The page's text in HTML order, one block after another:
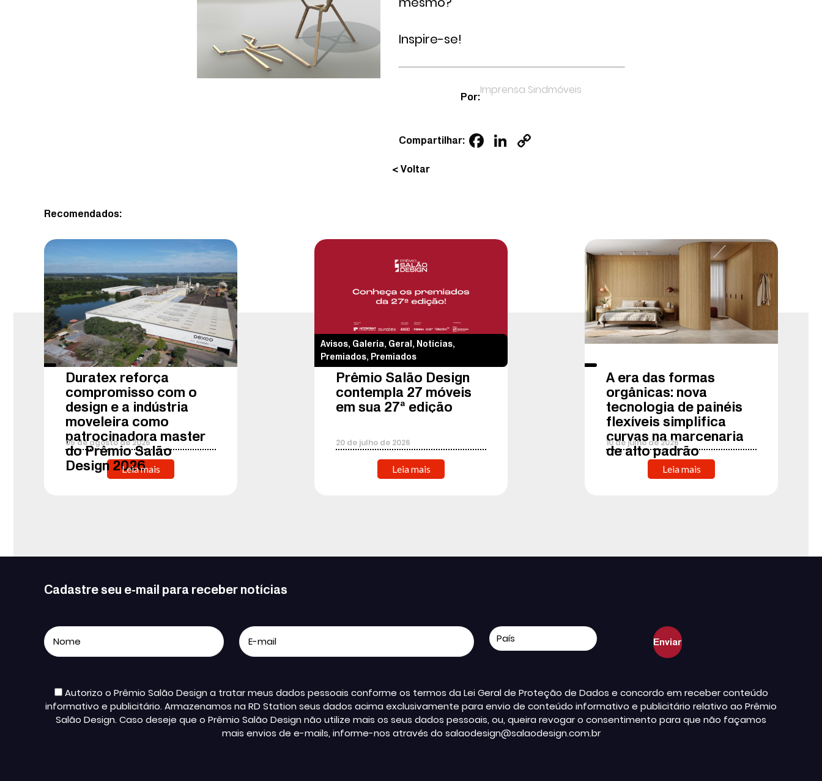
Inspire-se!
Por:
Imprensa Sindmóveis
Compartilhar: Facebook
LinkedIn
< Voltar
Recomendados:
Duratex reforça
compromisso com o
design e a indústria
moveleira como
patrocinadora master
do Prêmio Salão
Design 2026
05deagostode2026
Leia mais
Avisos, Galeria, Geral , Notícias,
Premiados, Premiados
Prêmio Salão Design
contempla 27 móveis
em sua 27ª edição
20 de julho de 2026
Leia mais
A era das formas
orgânicas: nova
tecnologia de painéis
flexíveis simplifica
curvas na marcenaria
de alto padrão
10de julho de2026
Leia mais
Cadastre seu e-mail para receber notícias
Autorizo o Prêmio Salão Design a tratar meus dados pessoais conforme os termos da Lei Geral de Proteção de Dados e concordo em receber conteúdo
informativo e publicitário. Armazenamos na RD Station seus dados acima exclusivamente para envio de conteúdo informativo e publicitário relativo ao Prêmio
Salão Design. Caso deseje que o Prêmio Salão Design não utilize mais os seus dados pessoais, ou, queira revogar o consentimento para que não façamos
mais envios de e-mails, informe-nos através do salaodesign@salaodesign.com.br